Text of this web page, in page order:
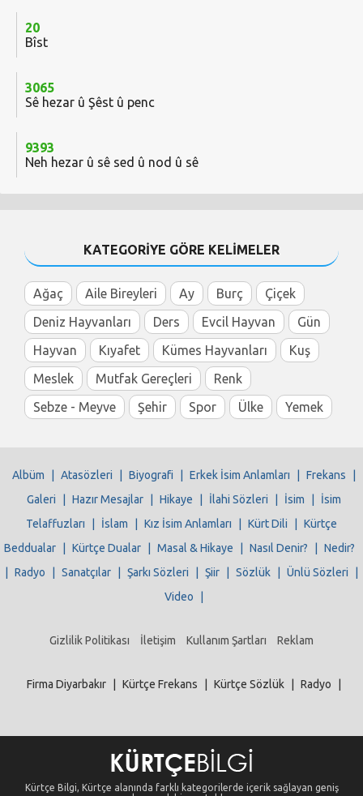
20
Bîst
3065
Sê hezar û Şêst û penc
9393
Neh hezar û sê sed û nod û sê
KATEGORİYE GÖRE KELİMELER
Ağaç Aile Bireyleri Ay Burç
Çiçek
Deniz Hayvanları
Ders Evcil Hayvan
Gün
Hayvan
Kıyafet Kümes Hayvanları
Kuş
Meslek
Mutfak Gereçleri
Renk
Sebze - Meyve
Şehir Spor Ülke Yemek
Albüm Atasözleri Biyografi Erkek İsim Anlamları Frekans
Galeri
Hazır Mesajlar Hikaye İlahi Sözleri İsim
İsim
Telaffuzları
İslam Kız İsim Anlamları Kürt Dili
Kürtçe
Beddualar
Kürtçe Dualar Masal & Hikaye Nasıl Denir?
Nedir?
Radyo Sanatçılar Şarkı Sözleri Şiir Sözlük Ünlü Sözleri
Video
Gizlilik Politikası İletişim Kullanım Şartları Reklam
Firma Diyarbakır Kürtçe Frekans Kürtçe Sözlük Radyo
Kürtçe Bilgi, Kürtçe alanında farklı kategorilerde içerik sağlayan geniş